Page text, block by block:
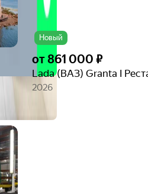
Новый
от861 000 ₽
Lada (ВАЗ) Granta I
2026